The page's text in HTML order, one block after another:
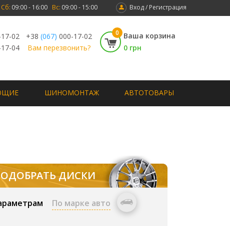
Вход / Регистрация
Сб: 09:00 - 16:00 Вс: 09:00 - 15:00
02 +38 (067) 000-17-02
04 Вам перезвонить?
0
Ваша корзина
0 грн
ШИНОМОНТАЖ АВТОТОВАРЫ
ДИСКИ
По марке авто